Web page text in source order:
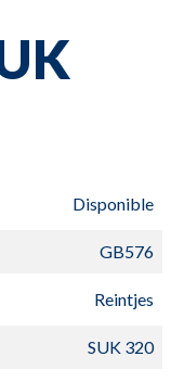
Disponible
GB576
Reintjes
SUK 320